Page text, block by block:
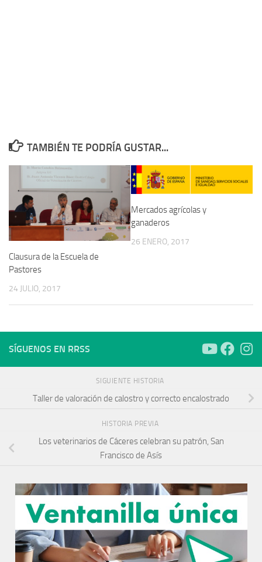
TAMBIÉN TE PODRÍA GUSTAR...
Clausura de la Escuela de
Pastores
24 JULIO, 2017
Mercados agrícolas y
ganaderos
26 ENERO, 2017
SÍGUENOS EN RRSS
SIGUIENTE HISTORIA
Taller de valoración de calostro y correcto encalostrado
HISTORIA PREVIA
Los veterinarios de Cáceres celebran su patrón, San
Francisco de Asís